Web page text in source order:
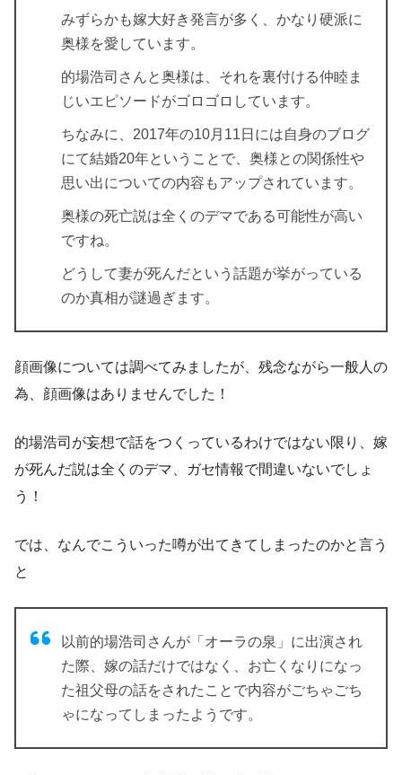
みずらかも嫁大好き発言が多く、かなり硬派に
奥様を愛しています。
的場浩司さんと奥様は、それを裏付ける仲睦ま
じいエピソードがゴロゴロしています。
ちなみに、2017年の10月11日には自身のブログ
にて結婚20年ということで、奥様との関係性や
思い出についての内容もアップされています。
奥様の死亡説は全くのデマである可能性が高い
ですね。
どうして妻が死んだという話題が挙がっている
のか真相が謎過ぎます。
顔画像については調べてみましたが、残念ながら一般人の
為、顔画像はありませんでした！
的場浩司が妄想で話をつくっているわけではない限り、嫁
が死んだ説は全くのデマ、ガセ情報で間違いないでしょ
う！
では、なんでこういった噂が出てきてしまったのかと言う
と
以前的場浩司さんが「オーラの泉」に出演され
た際、嫁の話だけではなく、お亡くなりになっ
た祖父母の話をされたことで内容がごちゃごち
ゃになってしまったようです。